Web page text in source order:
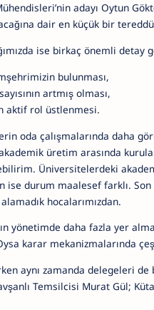
adayı Oytun
dair en küçük bir
ise birkaç önemli detay
bulunması,
artmış olması,
aktif rol üstlenmesi.
oda çalışmalarında daha
üretim arasında
Üniversitelerdeki
ise durum maalesef farklı.
hocalarımızdan.
yönetimde daha fazla yer
karar mekanizmalarında
aynı zamanda delegeleri
Temsilcisi Murat Gül;